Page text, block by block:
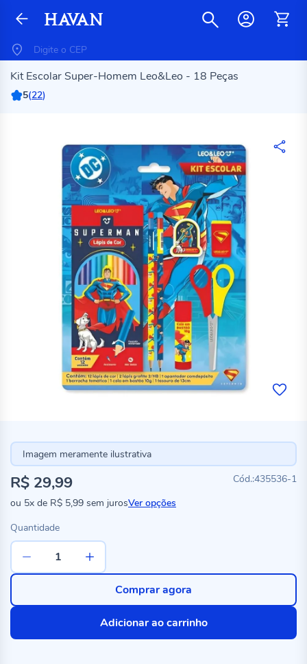
Kit Escolar Super-Homem Leo&Leo - 18 Peças
5(22)
Imagem meramente ilustrativa
435536-1
R$ 29,99
ou 5x de R$ 5,99 sem jurosVer opções
Quantidade
Adicionar ao carrinho
Comprar agora